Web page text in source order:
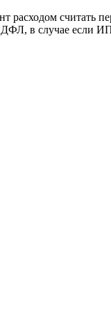
считать
в случае если